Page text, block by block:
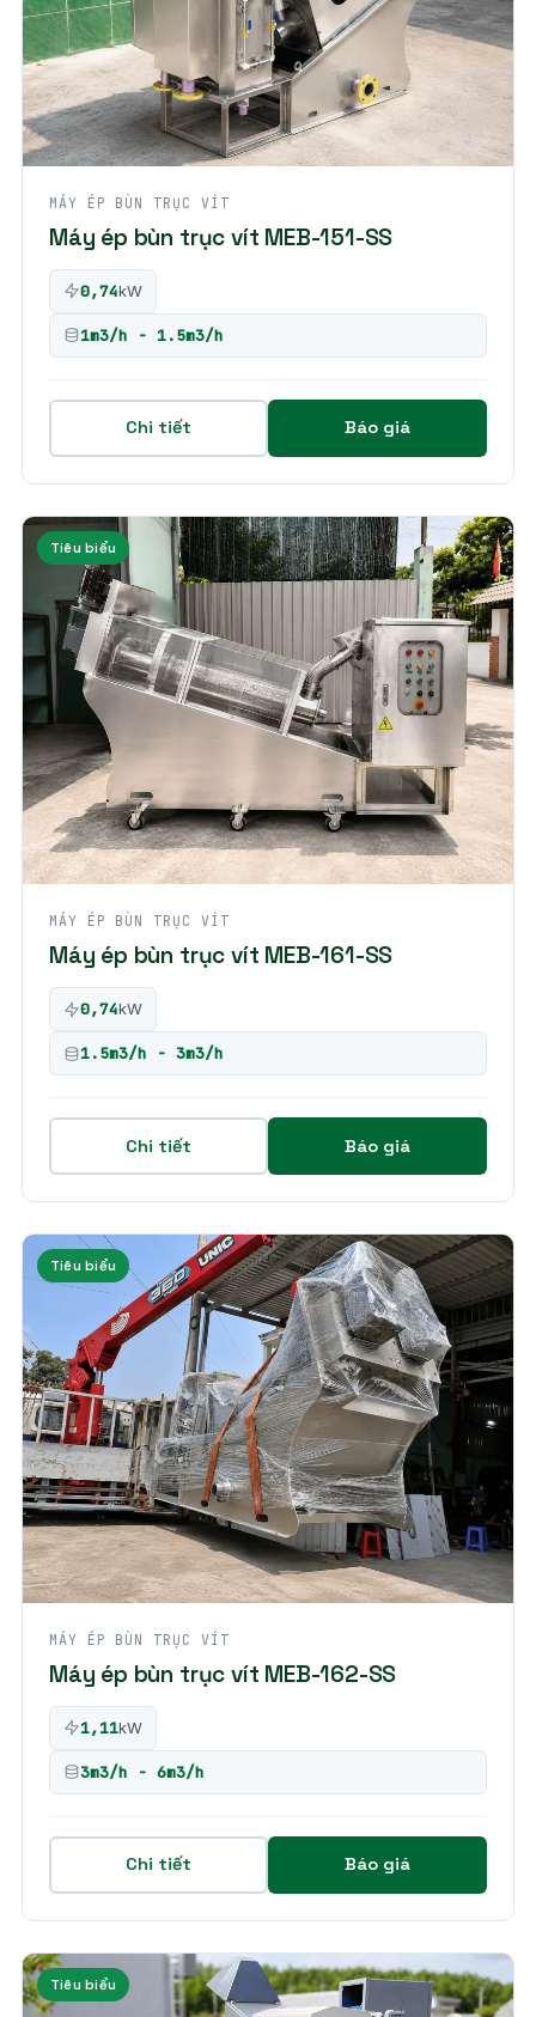
MÁY ÉP BÙN TRỤC VÍT
Máy ép bùn trục vít MEB-151-SS
0,74kW
1m3/h - 1.5m3/h
Chi tiết Báo giá
Tiêu biểu
MÁY ÉP BÙN TRỤC VÍT
Máy ép bùn trục vít MEB-161-SS
0,74kW
1.5m3/h - 3m3/h
Chi tiết Báo giá
Tiêu biểu
MÁY ÉP BÙN TRỤC VÍT
Máy ép bùn trục vít MEB-162-SS
1,11kW
3m3/h - 6m3/h
Chi tiết Báo giá
Tiêu biểu